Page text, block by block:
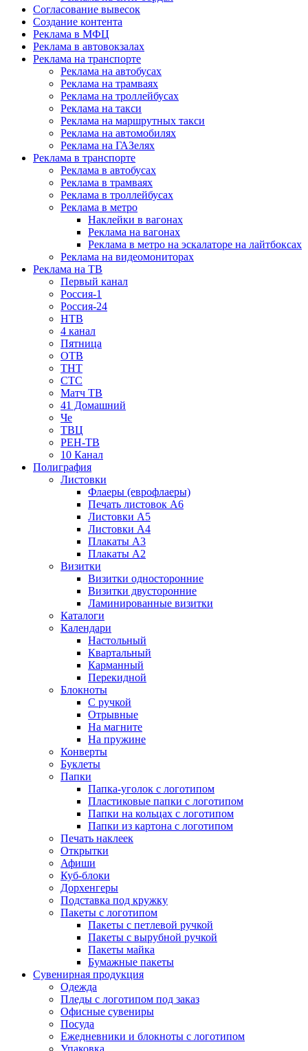
Согласование вывесок
Создание контента
Реклама в МФЦ
Реклама в автовокзалах
Реклама на транспорте
Реклама на автобусах
Реклама на трамваях
Реклама на троллейбусах
Реклама на такси
Реклама на маршрутных такси
Реклама на автомобилях
Реклама на ГАЗелях
Реклама в транспорте
Реклама в автобусах
Реклама в трамваях
Реклама в троллейбусах
Реклама в метро
Наклейки в вагонах
Реклама на вагонах
Реклама в метро на эскалаторе на лайтбоксах
Реклама на видеомониторах
Реклама на ТВ
Первый канал
Россия-1
Россия-24
НТВ
4 канал
Пятница
ОТВ
ТНТ
СТС
Матч ТВ
41 Домашний
Че
ТВЦ
РЕН-ТВ
10 Канал
Полиграфия
Листовки
Флаеры (еврофлаеры)
Печать листовок А6
Листовки А5
Листовки А4
Плакаты А3
Плакаты А2
Визитки
Визитки односторонние
Визитки двусторонние
Ламинированные визитки
Каталоги
Календари
Настольный
Квартальный
Карманный
Перекидной
Блокноты
С ручкой
Отрывные
На магните
На пружине
Конверты
Буклеты
Папки
Папка-уголок с логотипом
Пластиковые папки с логотипом
Папки на кольцах с логотипом
Папки из картона с логотипом
Печать наклеек
Открытки
Афиши
Куб-блоки
Дорхенгеры
Подставка под кружку
Пакеты с логотипом
Пакеты с петлевой ручкой
Пакеты с вырубной ручкой
Пакеты майка
Бумажные пакеты
Сувенирная продукция
Одежда
Пледы с логотипом под заказ
Офисные сувениры
Посуда
Ежедневники и блокноты с логотипом
Упаковка